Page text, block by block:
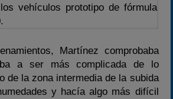
vehículos prototipo de fórmula
Martínez comprobaba
a ser más complicada de lo
de la zona intermedia de la subida
y hacía algo más difícil